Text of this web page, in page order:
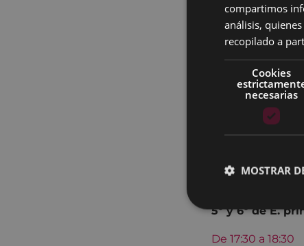
A continuación
"Herri
E.I. 2-3 y 1ª de
1er grupo:de
2do grupo: de
2º, 3º y 4º de
5º y 6º de E.
De 17:30 a 18:30
compartimos
análisis,
recopilado a
Cookies
necesarias
MOSTRAR